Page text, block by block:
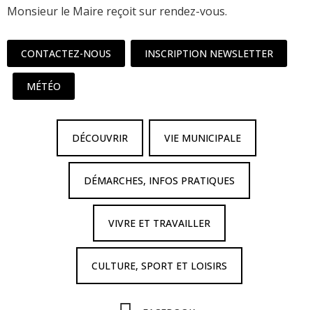
Monsieur le Maire reçoit sur rendez-vous.
CONTACTEZ-NOUS INSCRIPTION NEWSLETTER
MÉTÉO
DÉCOUVRIR VIE MUNICIPALE
DÉMARCHES, INFOS PRATIQUES
VIVRE ET TRAVAILLER
CULTURE, SPORT ET LOISIRS